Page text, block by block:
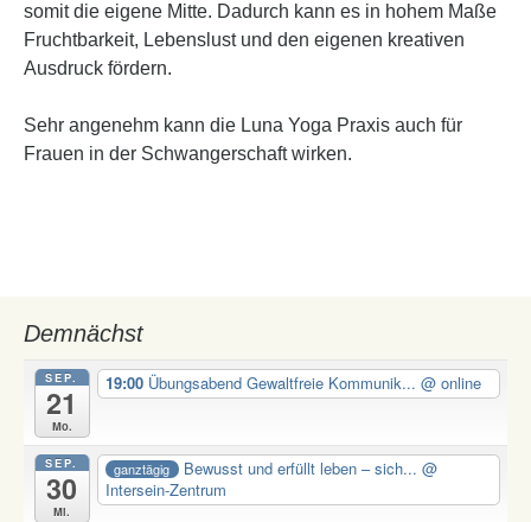
somit die eigene Mitte. Dadurch kann es in hohem Maße
Fruchtbarkeit, Lebenslust und den eigenen kreativen
Ausdruck fördern.
Sehr angenehm kann die Luna Yoga Praxis auch für
Frauen in der Schwangerschaft wirken.
Demnächst
SEP.
21
Mo.
19:00 Übungsabend Gewaltfreie Kommunik... @ online
SEP.
30
Mi.
ganztägig Bewusst und erfüllt leben – sich...@
Intersein-Zentrum